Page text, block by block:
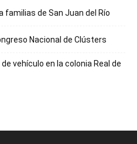
familias de San Juan del Río
Nacional de Clústers
vehículo en la colonia Real de